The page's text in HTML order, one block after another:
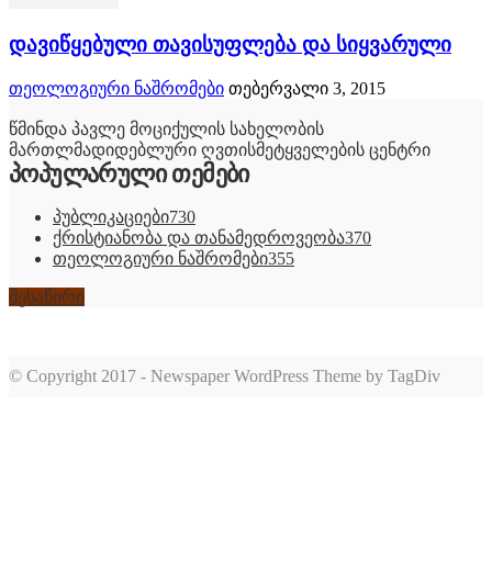
დავიწყებული თავისუფლება და სიყვარული
თეოლოგიური ნაშრომები თებერვალი 3, 2015
წმინდა პავლე მოციქულის სახელობის
მართლმადიდებლური ღვთისმეტყველების ცენტრი
პოპულარული თემები
პუბლიკაციები730
ქრისტიანობა და თანამედროვეობა370
თეოლოგიური ნაშრომები355
შესაწირი
© Copyright 2017 - Newspaper WordPress Theme by TagDiv